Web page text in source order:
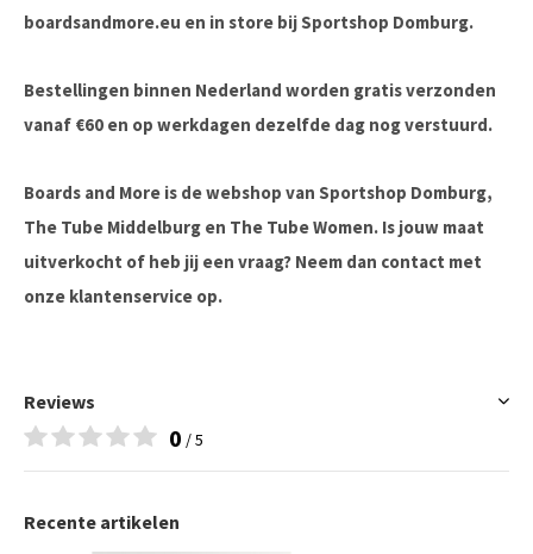
boardsandmore.eu en in store bij Sportshop Domburg.
Bestellingen binnen Nederland worden gratis verzonden
vanaf €60 en op werkdagen dezelfde dag nog verstuurd.
Boards and More is de webshop van Sportshop Domburg,
The Tube Middelburg en The Tube Women. Is jouw maat
uitverkocht of heb jij een vraag? Neem dan contact met
onze klantenservice op.
Reviews
0 / 5
Recente artikelen